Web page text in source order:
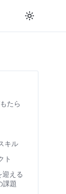
たら
キル
ト
迎える
課題